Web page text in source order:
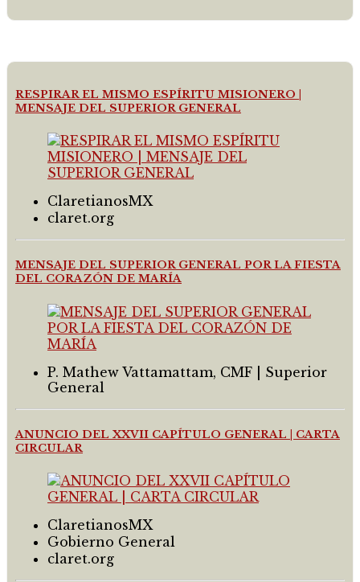
RESPIRAR EL MISMO ESPÍRITU MISIONERO |
MENSAJE DEL SUPERIOR GENERAL
ClaretianosMX
claret.org
MENSAJE DEL SUPERIOR GENERAL POR LA FIESTA
DEL CORAZÓN DE MARÍA
P. Mathew Vattamattam, CMF | Superior
General
ANUNCIO DEL XXVII CAPÍTULO GENERAL | CARTA
CIRCULAR
ClaretianosMX
Gobierno General
claret.org